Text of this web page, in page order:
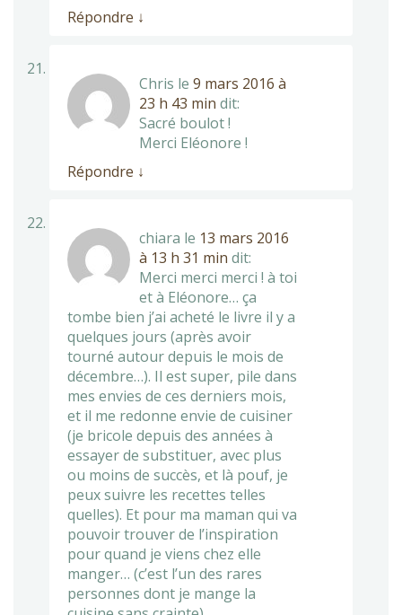
Répondre ↓
Chris le 9 mars 2016 à
23 h 43 min dit:
Sacré boulot !
Merci Eléonore !
Répondre ↓
chiara le 13 mars 2016
à 13 h 31 min dit:
Merci merci merci ! à toi
et à Eléonore… ça
tombe bien j’ai acheté le livre il y a
quelques jours (après avoir
tourné autour depuis le mois de
décembre…). Il est super, pile dans
mes envies de ces derniers mois,
et il me redonne envie de cuisiner
(je bricole depuis des années à
essayer de substituer, avec plus
ou moins de succès, et là pouf, je
peux suivre les recettes telles
quelles). Et pour ma maman qui va
pouvoir trouver de l’inspiration
pour quand je viens chez elle
manger… (c’est l’un des rares
personnes dont je mange la